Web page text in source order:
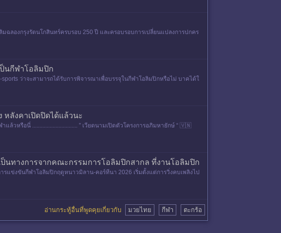
ฉลองกรุงรัตนโกสินทร์ครบรอบ 250 ปี และครอบรอบการเปลี่ยนแปลงการปกคร
ป็นกีฬาโอลิมปิก
ว่าจะสามารถได้รับการพิจารณาเพื่อบรรจุในกีฬาโอลิมปิกหรือไม่ บาคได้ใ
หลังคาเปิดปิดได้แล้วนะ
ล้วหรือนี่ ............................... ” เวียดนามเปิดตัวโครงการอภิมหายักษ์ “ 🇻🇳
ป็นทางการจากคณะกรรมการโอลิมปิกสากล ที่งานโอลิมปิก
รแข่งขันกีฬาโอลิมปิกฤดูหนาวมิลาน-คอร์ทีนา 2026 เริ่มตั้งแต่การวิ่งคบเพลิงไป
อ่านกระทู้อื่นที่พูดคุยเกี่ยวกับ มวยไทย กีฬา ตะกร้อ